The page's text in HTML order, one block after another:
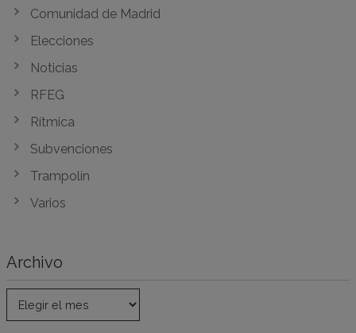
Comunidad de Madrid
Elecciones
Noticias
RFEG
Rítmica
Subvenciones
Trampolín
Varios
Archivo